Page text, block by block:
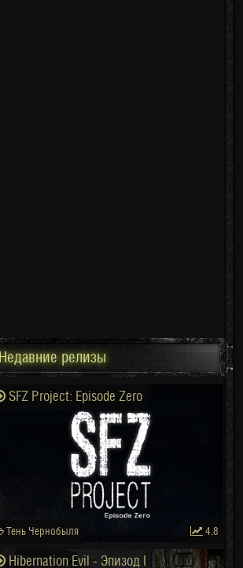
Недавние релизы
SFZ Project: Episode Zero
Тень Чернобыля 4.8
Hibernation Evil - Эпизод I